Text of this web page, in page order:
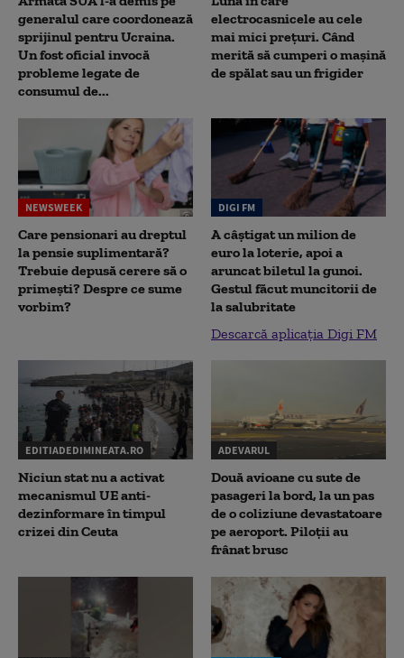
generalul care coordonează
sprijinul pentru Ucraina.
Un fost oficial invocă
probleme legate de
consumul de...
electrocasnicele au cele
mai mici prețuri. Când
merită să cumperi o mașină
de spălat sau un frigider
NEWSWEEK
Care pensionari au dreptul
la pensie suplimentară?
Trebuie depusă cerere să o
primești? Despre ce sume
vorbim?
DIGI FM
A câștigat un milion de
euro la loterie, apoi a
aruncat biletul la gunoi.
Gestul făcut muncitorii de
la salubritate
Descarcă aplicația Digi FM
EDITIADEDIMINEATA.RO
Niciun stat nu a activat
mecanismul UE anti-
dezinformare în timpul
crizei din Ceuta
ADEVARUL
Două avioane cu sute de
pasageri la bord, la un pas
de o coliziune devastatoare
pe aeroport. Piloții au
frânat brusc